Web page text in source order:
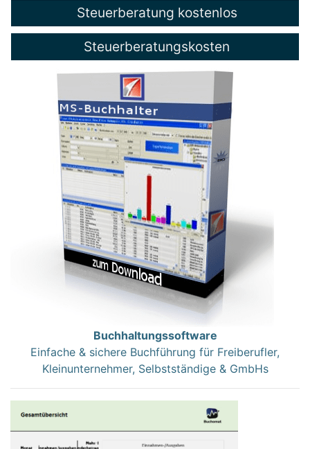
Steuerberatung kostenlos
Steuerberatungskosten
Buchhaltungssoftware
Einfache & sichere Buchführung für Freiberufler,
Kleinunternehmer, Selbstständige & GmbHs